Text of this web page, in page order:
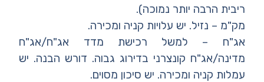
ריבית הרבה יותר נמוכה).
מק"מ – נזיל. יש עלויות קניה ומכירה.
אג"ח – למשל רכישת מדד אג"ח/אג"ח
מדינה/אג"ח קונצרני בדירוג גבוה. דורש הבנה. יש
עמלות קניה ומכירה. יש סיכון מסוים.